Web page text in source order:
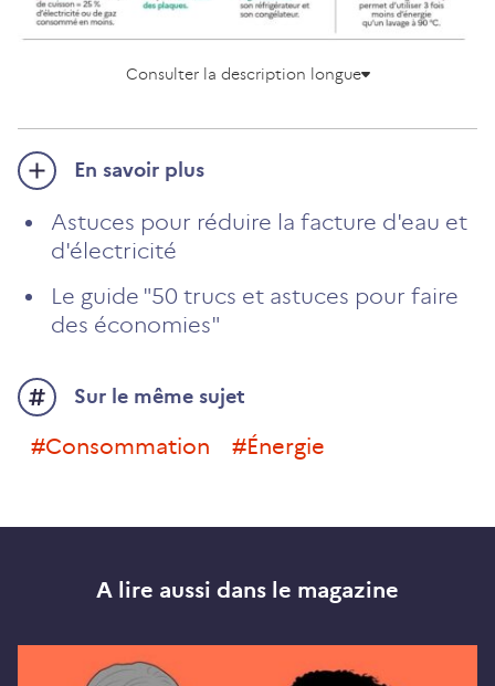
Consulter la description longue
En savoir plus
Astuces pour réduire la facture d'eau et
d'électricité
Le guide "50 trucs et astuces pour faire
des économies"
Sur le même sujet
#consommation #énergie
A lire aussi dans le magazine